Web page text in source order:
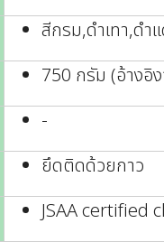
สีกรม,ดำเทา,ดำ
750 กรัม (อ้างอิ
-
ยึดติดด้วยกาว
JSAA certified